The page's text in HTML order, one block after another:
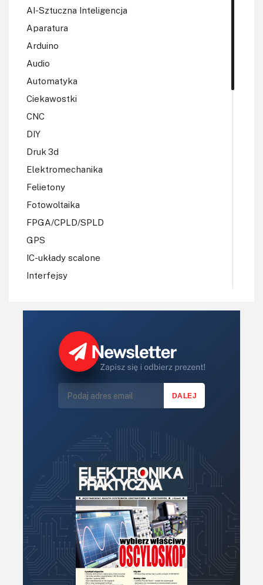
AI-Sztuczna Inteligencja
Aparatura
Arduino
Audio
Automatyka
Ciekawostki
CNC
DIY
Druk 3d
Elektromechanika
Felietony
Fotowoltaika
FPGA/CPLD/SPLD
GPS
IC-układy scalone
Interfejsy
Koła Naukowe
LED/LCD/OLED
Mechatronika
Optoelektronika
PCB/Montaż
Podstawy elektroniki
Podzespoły bierne
Półprzewodniki
Pomiary i testy